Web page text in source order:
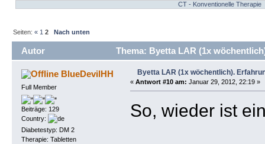
CT - Konventionelle Therapie
Seiten:« 1 2 Nach unten
Autor Thema: Byetta LAR (1x
BlueDevilHH
Full Member
Beiträge: 129
Country:
Diabetestyp: DM 2
Therapie: Tabletten
Byetta LAR (1x wöchentlich).
« Antwort #10 am: Januar 29, 2012, 22:19 »
So, wieder ist